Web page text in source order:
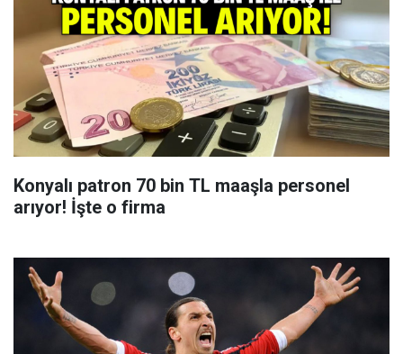
Konyalı patron 70 bin TL maaşla personel
arıyor! İşte o firma